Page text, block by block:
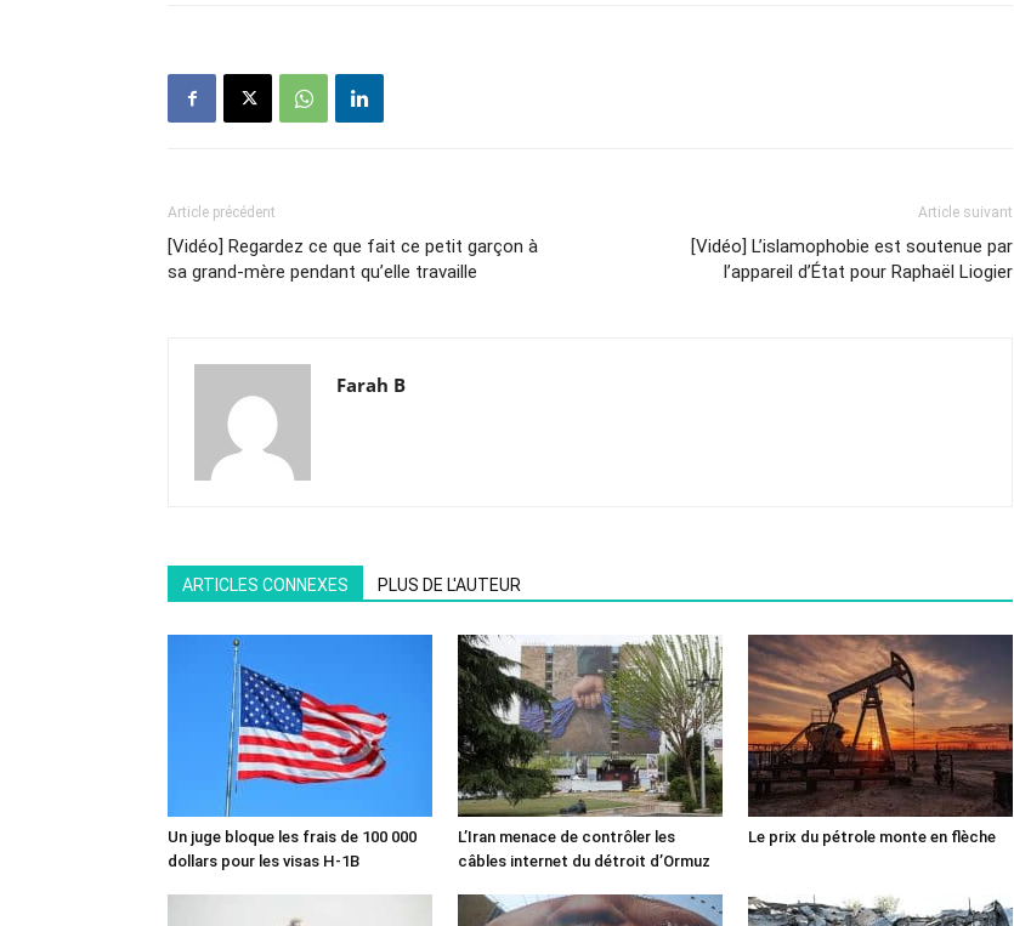
Article précédent
[Vidéo] Regardez ce que fait ce petit garçon à
sa grand-mère pendant qu’elle travaille
Article suivant
[Vidéo] L’islamophobie est soutenue par
l’appareil d’État pour Raphaël Liogier
Farah B
ARTICLES CONNEXES PLUS DE L'AUTEUR
Un juge bloque les frais de 100 000
dollars pour les visas H-1B
L’Iran menace de contrôler les
câbles internet du détroit d’Ormuz
Le prix du pétrole monte en flèche